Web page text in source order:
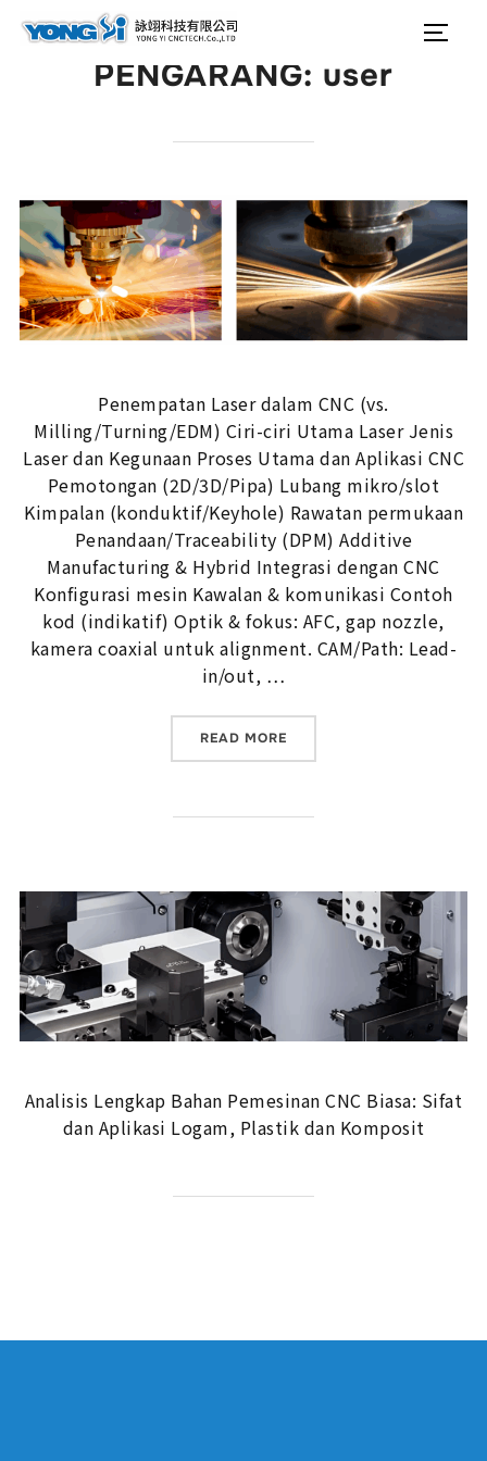
Search
PENGARANG: user
Penempatan Laser dalam CNC (vs.
Milling/Turning/EDM) Ciri-ciri Utama Laser Jenis
Laser dan Kegunaan Proses Utama dan Aplikasi CNC
Pemotongan (2D/3D/Pipa) Lubang mikro/slot
Kimpalan (konduktif/Keyhole) Rawatan permukaan
Penandaan/Traceability (DPM) Additive
Manufacturing & Hybrid Integrasi dengan CNC
Konfigurasi mesin Kawalan & komunikasi Contoh
kod (indikatif) Optik & fokus: AFC, gap nozzle,
kamera coaxial untuk alignment. CAM/Path: Lead-
in/out, …
READ MORE
Analisis Lengkap Bahan Pemesinan CNC Biasa: Sifat
dan Aplikasi Logam, Plastik dan Komposit